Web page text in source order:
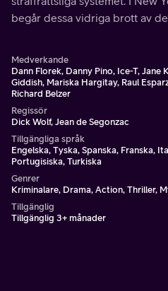
begår dessa vidriga brott av
Medverkande
Dann Florek, Danny Pino, Ice-T, Jane
Giddish, Mariska Hargitay, Raul
Richard Belzer
Regissör
Dick Wolf, Jean de Segonzac
Tillgängliga språk
Engelska, Tyska, Spanska, Franska,
Portugisiska, Turkiska
Genrer
Kriminalare, Drama, Action, Thriller,
Tillgänglig
Tillgänglig 3+ månader